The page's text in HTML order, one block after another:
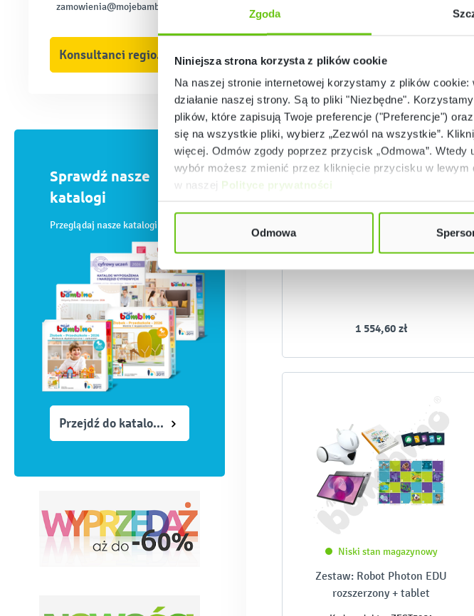
Zgoda
Niniejsza strona korzysta z plików cookie
Na naszej stronie internetowej korzystamy z plików
działanie naszej strony. Są to pliki "Niezbędne".
plików, które zapisują Twoje preferencje ("Preferencje")
się na wszystkie pliki, wybierz „Zezwól na wszystkie”.
więcej. Odmów zgody poprzez przycisk „Odmowa”.
wybór możesz zmienić przez kliknięcie przycisku w
w naszej Polityce prywatności
Odmowa
zamowienia@mojebambino.pl
Konsultanci regionalni
Sprawdź nasze
katalogi
Przeglądaj nasze katalogi online
Przejdź do katalogów
Niski stan magazynowy
Robot Photon EDU – pakiet
1 554,60 zł
Niski stan magazynowy
Zestaw: Robot Photon EDU
rozszerzony + tablet